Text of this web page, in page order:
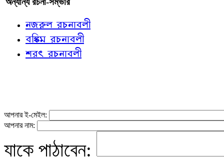
নজরুল রচনাবলী
বঙ্কিম রচনাবলী
শরৎ রচনাবলী
আপনার ই-মেইল:
আপনার নাম:
যাকে পাঠাবেন: